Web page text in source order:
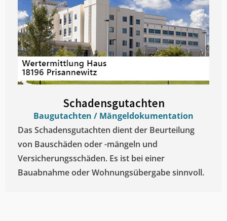
Schadensgutachten
Baugutachten / Mängeldokumentation
Das Schadensgutachten dient der Beurteilung
von Bauschäden oder -mängeln und
Versicherungsschäden. Es ist bei einer
Bauabnahme oder Wohnungsübergabe sinnvoll.